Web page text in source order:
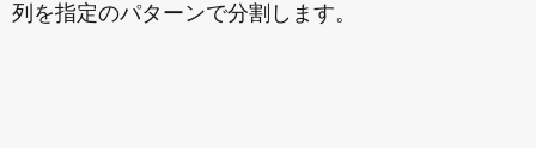
列を指定のパターンで分割します。